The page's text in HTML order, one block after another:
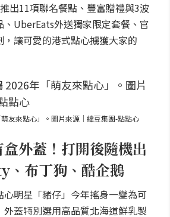
出11項聯名餐點、豐富贈禮與3波
UberEats外送獨家限定套餐、官
讓可愛的港式點心擄獲大家的
友來點心」。圖片來源｜緯豆集團-點點心
外蓋！打開後隨機出
布丁狗、酷企鵝
明星「豬仔」今年搖身一變為可
外蓋特別選用高品質北海道鮮乳製